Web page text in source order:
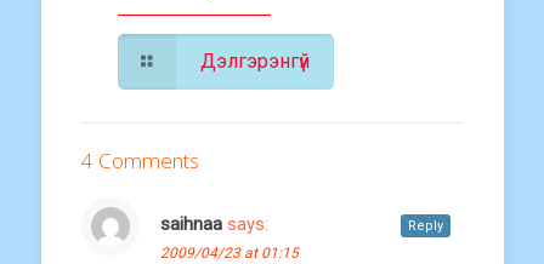
Дэлгэрэнгүй
4 Comments
saihnaa says:
2009/04/23 at 01:15
Reply